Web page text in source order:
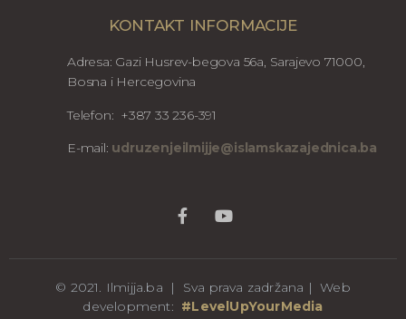
KONTAKT INFORMACIJE
Adresa: Gazi Husrev-begova 56a, Sarajevo 71000,
Bosna i Hercegovina
Telefon: +387 33 236-391
E-mail: udruzenjeilmijje@islamskazajednica.ba
© 2021. Ilmijja.ba | Sva prava zadržana | Web
development: #LevelUpYourMedia